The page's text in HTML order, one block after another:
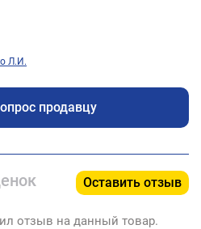
Л.И.
продавцу
Оставить отзыв
отзыв на данный товар.